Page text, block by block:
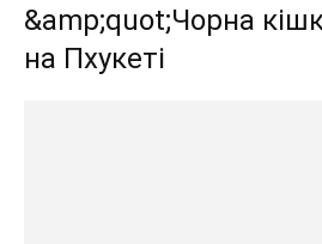
&amp;quot;Чорна
на Пхукеті